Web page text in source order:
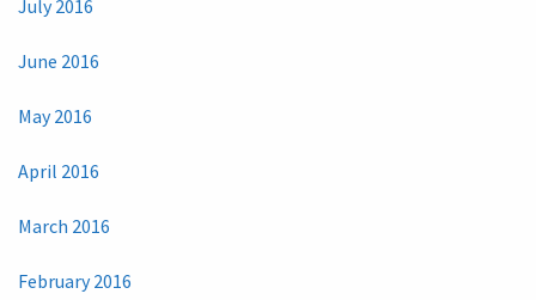
July 2016
June 2016
May 2016
April 2016
March 2016
February 2016